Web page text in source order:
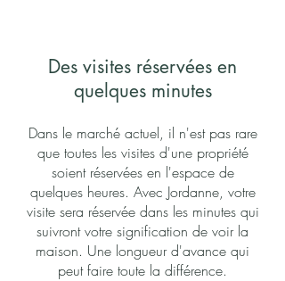
Des visites réservées en
quelques minutes
Dans le marché actuel, il n'est pas rare
que toutes les visites d'une propriété
soient réservées en l'espace de
quelques heures. Avec Jordanne, votre
visite sera réservée dans les minutes qui
suivront votre signification de voir la
maison. Une longueur d'avance qui
peut faire toute la différence.